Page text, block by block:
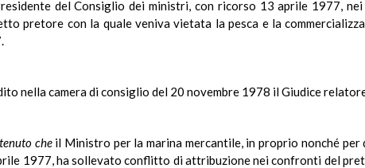
del Consiglio dei ministri, con ricorso 13 aprile 1977,
pretore con la quale veniva vietata la pesca e la
nella camera di consiglio del 20 novembre 1978 il Giudice
cheil Ministro per la marina mercantile, in proprio nonché
1977, ha sollevato conflitto di attribuzione nei confronti del